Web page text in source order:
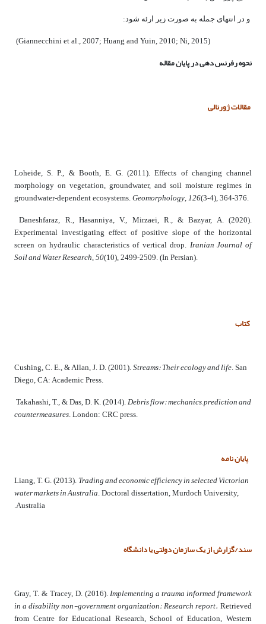
و در انتهای جمله به صورت زیر ارئه شود:
(Giannecchini et al., 2007; Huang and Yuin, 2010; Ni, 2015)
نحوه رفرنس ­دهی در پایان مقاله
مقالات ژورنالی
Loheide, S. P., & Booth, E. G. (2011). Effects of changing channel
morphology on vegetation, groundwater, and soil moisture regimes in
groundwater-dependent ecosystems. Geomorphology, 126(3-4), 364-376.
Daneshfaraz, R., Hasanniya, V., Mirzaei, R., & Bazyar, A. (2020).
Experimental investigating effect of positive slope of the horizontal
screen on hydraulic characteristics of vertical drop. Iranian Journal of
Soil and Water Research, 50(10), 2499-2509. (In Persian).
کتاب
Cushing, C. E., & Allan, J. D. (2001). Streams: Their ecology and life. San
Diego, CA: Academic Press.
Takahashi, T., & Das, D. K. (2014). Debris flow: mechanics, prediction and
countermeasures. London: CRC press.
پایان­ نامه
Liang, T. G. (2013). Trading and economic efficiency in selected Victorian
water markets in Australia. Doctoral dissertation, Murdoch University,
Australia.
سند/گزارش از یک سازمان دولتی یا دانشگاه
Gray, T. & Tracey, D. (2016).Implementing a trauma informed framework
in a disability non-government organization: Research report. Retrieved
from Centre for Educational Research, School of Education, Western